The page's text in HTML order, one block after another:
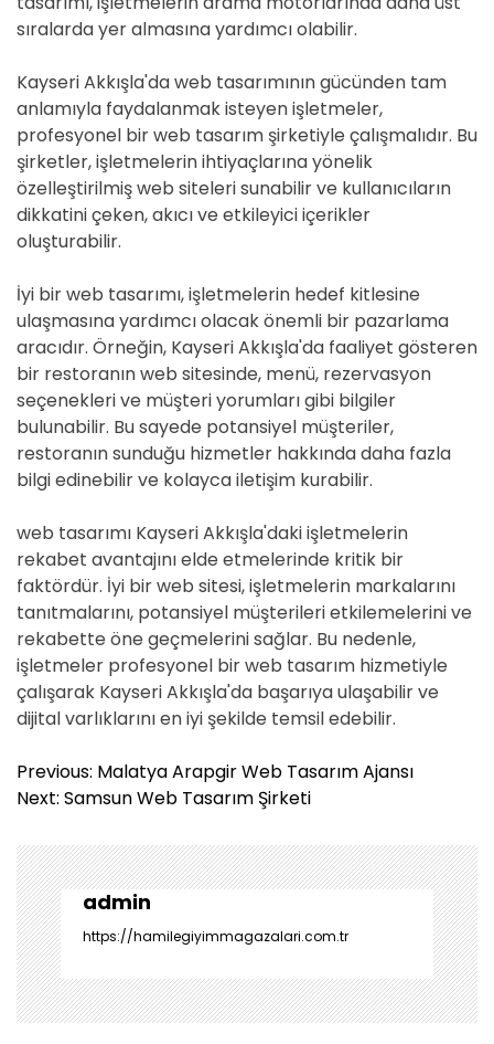
sıralarda yer almasına yardımcı olabilir.
Kayseri Akkışla'da web tasarımının gücünden tam
anlamıyla faydalanmak isteyen işletmeler,
profesyonel bir web tasarım şirketiyle çalışmalıdır. Bu
şirketler, işletmelerin ihtiyaçlarına yönelik
özelleştirilmiş web siteleri sunabilir ve kullanıcıların
dikkatini çeken, akıcı ve etkileyici içerikler
oluşturabilir.
İyi bir web tasarımı, işletmelerin hedef kitlesine
ulaşmasına yardımcı olacak önemli bir pazarlama
aracıdır. Örneğin, Kayseri Akkışla'da faaliyet gösteren
bir restoranın web sitesinde, menü, rezervasyon
seçenekleri ve müşteri yorumları gibi bilgiler
bulunabilir. Bu sayede potansiyel müşteriler,
restoranın sunduğu hizmetler hakkında daha fazla
bilgi edinebilir ve kolayca iletişim kurabilir.
web tasarımı Kayseri Akkışla'daki işletmelerin
rekabet avantajını elde etmelerinde kritik bir
faktördür. İyi bir web sitesi, işletmelerin markalarını
tanıtmalarını, potansiyel müşterileri etkilemelerini ve
rekabette öne geçmelerini sağlar. Bu nedenle,
işletmeler profesyonel bir web tasarım hizmetiyle
çalışarak Kayseri Akkışla'da başarıya ulaşabilir ve
dijital varlıklarını en iyi şekilde temsil edebilir.
Y
a
ı
g
e
z
i
n
m
Previous: Malatya Arapgir Web Tasarım Ajansı
Next: Samsun Web Tasarım Şirketi
admin
https://hamilegiyimmagazalari.com.tr